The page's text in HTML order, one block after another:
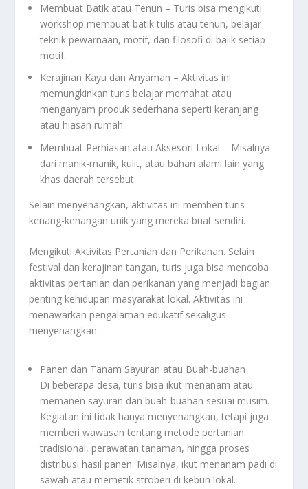
Membuat Batik atau Tenun – Turis bisa mengikuti
workshop membuat batik tulis atau tenun, belajar
teknik pewarnaan, motif, dan filosofi di balik setiap
motif.
Kerajinan Kayu dan Anyaman – Aktivitas ini
memungkinkan turis belajar memahat atau
menganyam produk sederhana seperti keranjang
atau hiasan rumah.
Membuat Perhiasan atau Aksesori Lokal – Misalnya
dari manik-manik, kulit, atau bahan alami lain yang
khas daerah tersebut.
Selain menyenangkan, aktivitas ini memberi turis
kenang-kenangan unik yang mereka buat sendiri.
Mengikuti Aktivitas Pertanian dan Perikanan. Selain
festival dan kerajinan tangan, turis juga bisa mencoba
aktivitas pertanian dan perikanan yang menjadi bagian
penting kehidupan masyarakat lokal. Aktivitas ini
menawarkan pengalaman edukatif sekaligus
menyenangkan.
Panen dan Tanam Sayuran atau Buah-buahan
Di beberapa desa, turis bisa ikut menanam atau
memanen sayuran dan buah-buahan sesuai musim.
Kegiatan ini tidak hanya menyenangkan, tetapi juga
memberi wawasan tentang metode pertanian
tradisional, perawatan tanaman, hingga proses
distribusi hasil panen. Misalnya, ikut menanam padi di
sawah atau memetik stroberi di kebun lokal.